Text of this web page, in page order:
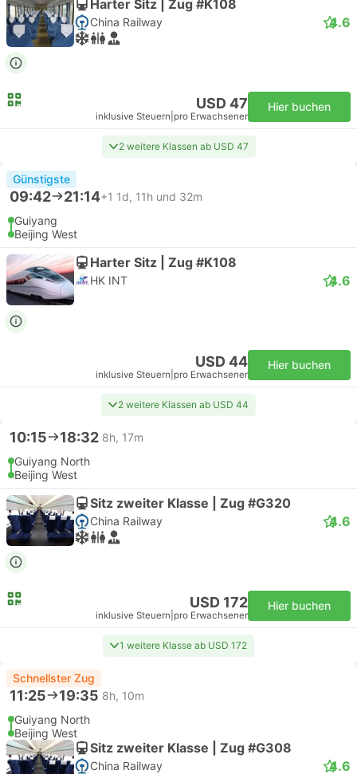
Harter Sitz | Zug #K108
China Railway 4.6
USD 47
inklusive Steuern pro Erwachsener
Hier buchen
2 weitere Klassen ab USD 47
Günstigste
09:42 21:14+1 1d, 11h und 32m
Guiyang
Beijing West
Harter Sitz | Zug #K108
HK INT 4.6
USD 44
inklusive Steuern pro Erwachsener
Hier buchen
2 weitere Klassen ab USD 44
10:15 18:32 8h, 17m
Guiyang North
Beijing West
Sitz zweiter Klasse | Zug #G320
China Railway 4.6
USD 172
inklusive Steuern pro Erwachsener
Hier buchen
1 weitere Klasse ab USD 172
Schnellster Zug
11:25 19:35 8h, 10m
Guiyang North
Beijing West
Sitz zweiter Klasse | Zug #G308
China Railway 4.6